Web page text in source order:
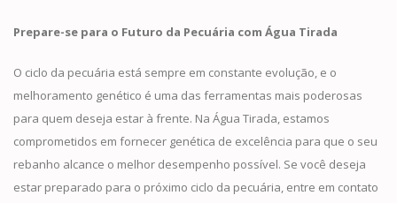
Prepare-se para o Futuro da Pecuária com Água Tirada
O ciclo da pecuária está sempre em constante evolução, e o
melhoramento genético é uma das ferramentas mais poderosas
para quem deseja estar à frente. Na Água Tirada, estamos
comprometidos em fornecer genética de excelência para que o seu
rebanho alcance o melhor desempenho possível. Se você deseja
estar preparado para o próximo ciclo da pecuária, entre em contato